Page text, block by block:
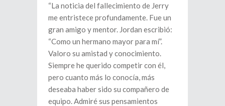
“La noticia del fallecimiento de Jerry
me entristece profundamente. Fue un
gran amigo y mentor. Jordan escribió:
“Como un hermano mayor para mí”.
Valoro su amistad y conocimiento.
Siempre he querido competir con él,
pero cuanto más lo conocía, más
deseaba haber sido su compañero de
equipo. Admiré sus pensamientos